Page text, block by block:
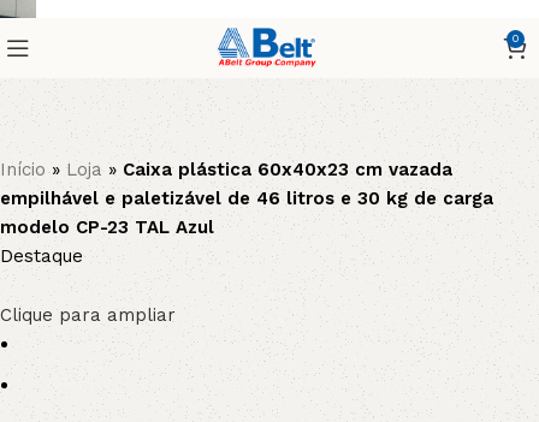
0
Início»Loja» Caixa plástica 60x40x23 cm vazada
empilhável e paletizável de 46 litros e 30 kg de carga
modelo CP-23 TAL Azul
Destaque
Clique para ampliar